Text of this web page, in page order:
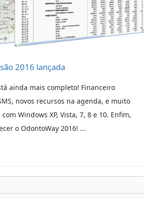
2016 lançada
ainda mais completo! Financeiro
novos recursos na agenda, e muito
Windows XP, Vista, 7, 8 e 10. Enfim,
o OdontoWay 2016! ...